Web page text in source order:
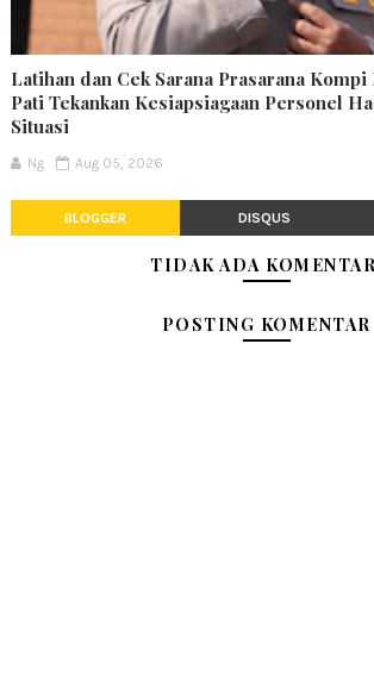
Latihan dan Cek Sarana Prasarana
Pati Tekankan Kesiapsiagaan Personel
Situasi
Ng Aug 05, 2026
BLOGGER DISQUS
TIDAK ADA
POSTING KOMENTAR